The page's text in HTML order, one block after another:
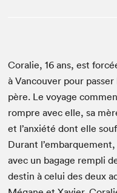
Coralie,16 ans, est
à Van­cou­ver pour
père. Le voy­age
rompre avec elle, sa
et l’anxiété dont elle
Durant
avec un bagage rem­pli
des­tin à celui des deux